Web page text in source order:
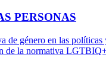
PERSONAS
género en las políticas
la normativa